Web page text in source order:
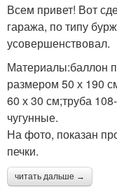
Всем привет! Вот
гаража, по типу
усовершенствовал.
Материалы:баллон
размером 50 х 190
60 х 30 см;труба
чугунные.
На фото, показан
печки.
читать дальше →